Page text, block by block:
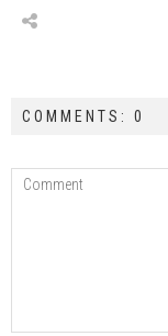
COMMENTS: 0